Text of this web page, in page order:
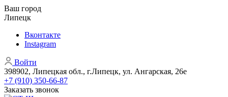
Ваш город
Липецк
Вконтакте
Instagram
Войти
398902, Липецкая обл., г.Липецк, ул. Ангарская, 26е
+7 (910) 350-66-87
Заказать звонок